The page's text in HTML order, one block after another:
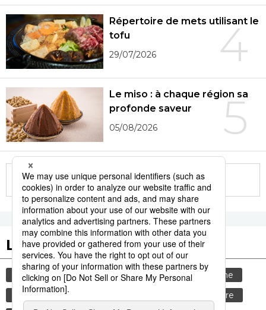
4
Répertoire de mets utilisant le
tofu
29/07/2026
5
Le miso : à chaque région sa
profonde saveur
05/08/2026
More in this series
Les tags populaires
culture gastronomie animal
tourisme
bœuf
vie quotidienne histoire